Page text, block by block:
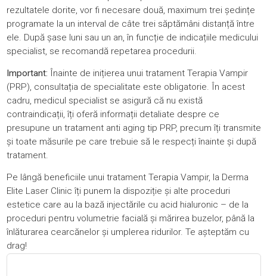
rezultatele dorite, vor fi necesare două, maximum trei ședințe
programate la un interval de câte trei săptămâni distanță între
ele. După șase luni sau un an, în funcție de indicațiile medicului
specialist, se recomandă repetarea procedurii.
Important: Înainte de inițierea unui tratament Terapia Vampir
(PRP), consultația de specialitate este obligatorie. În acest
cadru, medicul specialist se asigură că nu există
contraindicații, îți oferă informații detaliate despre ce
presupune un tratament anti aging tip PRP, precum îți transmite
și toate măsurile pe care trebuie să le respecți înainte și după
tratament.
Pe lângă beneficiile unui tratament Terapia Vampir, la Derma
Elite Laser Clinic îți punem la dispoziție și alte proceduri
estetice care au la bază injectările cu acid hialuronic – de la
proceduri pentru volumetrie facială și mărirea buzelor, până la
înlăturarea cearcănelorși umplerea ridurilor. Te așteptăm cu
drag!